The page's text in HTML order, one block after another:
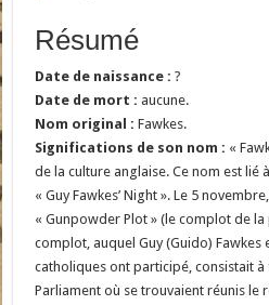
Résumé
Date de naissance : ?
Date de mort : aucune.
Nom original : Fawkes.
Significations de son nom : «
de la culture anglaise. Ce nom est lié
« Guy Fawkes’ Night ». Le 5
« Gunpowder Plot » (le complot de
complot, auquel Guy (Guido) Fawkes
catholiques ont participé, consistait
Parliament où se trouvaient réunis le